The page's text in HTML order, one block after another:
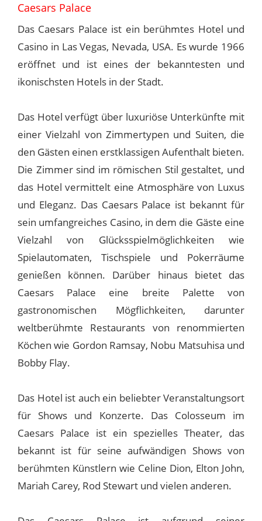
Caesars Palace
Das Caesars Palace ist ein berühmtes Hotel und
Casino in Las Vegas, Nevada, USA. Es wurde 1966
eröffnet und ist eines der bekanntesten und
ikonischsten Hotels in der Stadt.
Das Hotel verfügt über luxuriöse Unterkünfte mit
einer Vielzahl von Zimmertypen und Suiten, die
den Gästen einen erstklassigen Aufenthalt bieten.
Die Zimmer sind im römischen Stil gestaltet, und
das Hotel vermittelt eine Atmosphäre von Luxus
und Eleganz. Das Caesars Palace ist bekannt für
sein umfangreiches Casino, in dem die Gäste eine
Vielzahl von Glücksspielmöglichkeiten wie
Spielautomaten, Tischspiele und Pokerräume
genießen können. Darüber hinaus bietet das
Caesars Palace eine breite Palette von
gastronomischen Mögflichkeiten, darunter
weltberühmte Restaurants von renommierten
Köchen wie Gordon Ramsay, Nobu Matsuhisa und
Bobby Flay.
Das Hotel ist auch ein beliebter Veranstaltungsort
für Shows und Konzerte. Das Colosseum im
Caesars Palace ist ein spezielles Theater, das
bekannt ist für seine aufwändigen Shows von
berühmten Künstlern wie Celine Dion, Elton John,
Mariah Carey, Rod Stewart und vielen anderen.